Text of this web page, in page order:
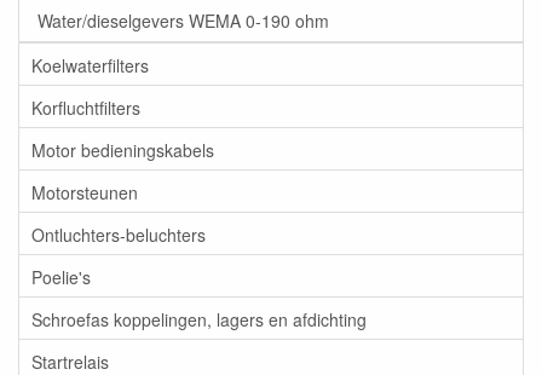
Water/dieselgevers WEMA 0-190 ohm
Koelwaterfilters
Korfluchtfilters
Motor bedieningskabels
Motorsteunen
Ontluchters-beluchters
Poelie's
Schroefas koppelingen, lagers en afdichting
Startrelais